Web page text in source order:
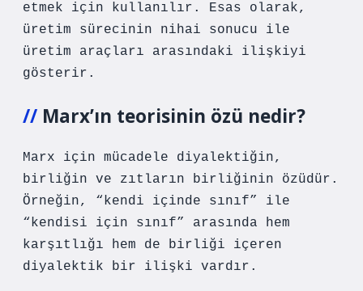
etmek için kullanılır. Esas olarak,
üretim sürecinin nihai sonucu ile
üretim araçları arasındaki ilişkiyi
gösterir.
Marx’ın teorisinin özü nedir?
Marx için mücadele diyalektiğin,
birliğin ve zıtların birliğinin özüdür.
Örneğin, “kendi içinde sınıf” ile
“kendisi için sınıf” arasında hem
karşıtlığı hem de birliği içeren
diyalektik bir ilişki vardır.